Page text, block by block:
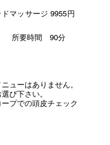
マッサージ 9955円
​ 所要時間 90分
ューはありません。
び下さい。
プでの頭皮チェック